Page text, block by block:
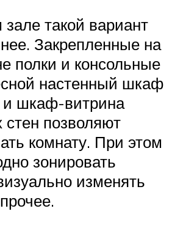
такой вариант
Закрепленные на
полки и консольные
настенный шкаф
и шкаф-витрина
стен позволяют
комнату. При этом
зонировать
изменять